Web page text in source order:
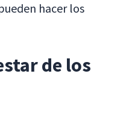
hacer los
de los